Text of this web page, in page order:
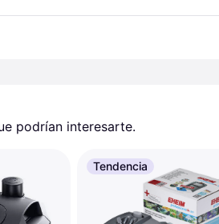
podrían interesarte.
Tendencia